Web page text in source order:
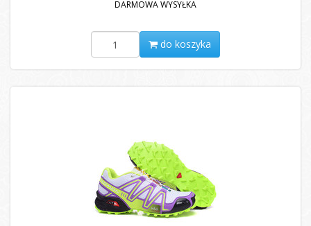
DARMOWA WYSYŁKA
do koszyka